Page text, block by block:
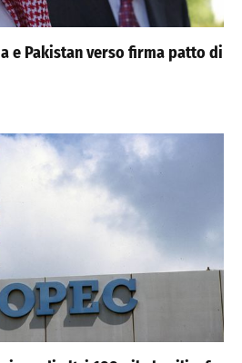
e Pakistan verso firma patto di